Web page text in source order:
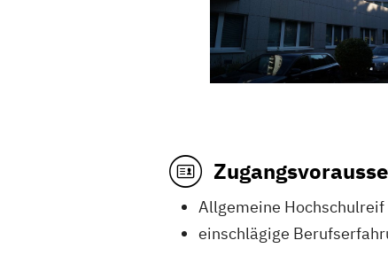
Allgemeine Hochschulreif
einschlägige